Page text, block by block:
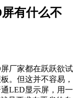
有什么不
厂家都在跃跃欲试
。但这并不容易，
LED显示屏，用一